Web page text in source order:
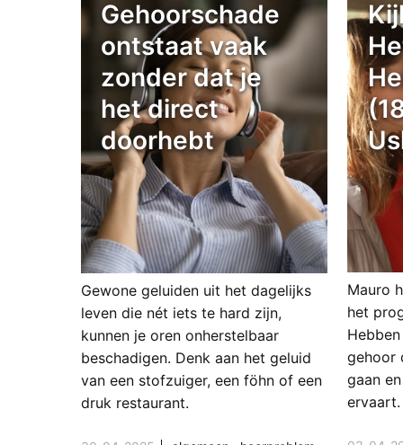
Gehoorschade
ontstaat vaak
zonder dat je
het direct
doorhebt
Gewone geluiden uit het dagelijks
leven die nét iets te hard zijn,
kunnen je oren onherstelbaar
beschadigen. Denk aan het geluid
van een stofzuiger, een föhn of een
druk restaurant.
Mauro
het
gehoor
gaan
ervaart.